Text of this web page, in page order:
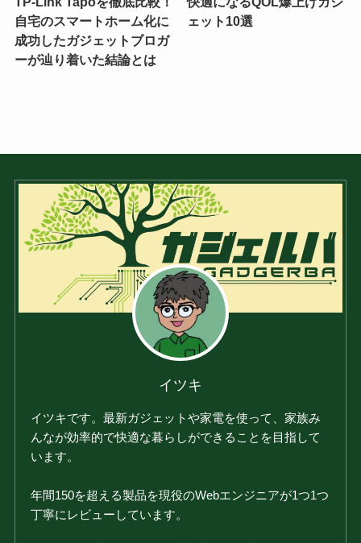
自宅のスマートホーム化に
成功したガジェットブロガ
ーが辿り着いた結論とは
ェット10選
イツキ
イツキです。最新ガジェットや家電を使って、家族み
んなが効率的で快適な暮らしができることを目指して
います。
年間150を超える製品を現役のWebエンジニアが1つ1つ
丁寧にレビューしています。